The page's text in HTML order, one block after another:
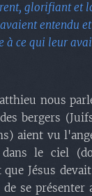
glorifiant et
entendu
à ce qui leur
nous
bergers
aient vu
dans le ciel
que Jésus
se présenter